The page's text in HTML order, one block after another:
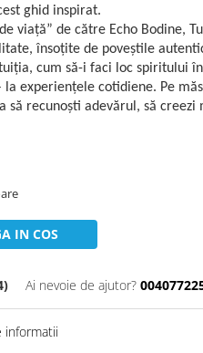
ghid inspirat.
viață” de către Echo Bodine,
însoțite de poveștile
cum să-i faci loc spiritului
la experiențele cotidiene. Pe
să recunoști adevărul, să creezi
IN COS
Ai nevoie de ajutor?
informatii